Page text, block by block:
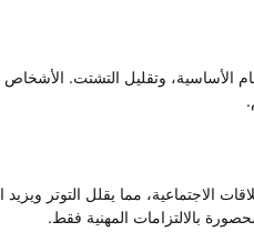
الأساسية، وتقليل التشتت. الأشخاص
الاجتماعية، مما يقلل التوتر ويزيد
بالالتزامات المهنية فقط.